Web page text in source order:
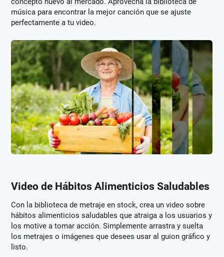
música para encontrar la mejor canción que se ajuste
perfectamente a tu video.
Video de Hábitos Alimenticios Saludables
Con la biblioteca de metraje en stock, crea un video sobre
hábitos alimenticios saludables que atraiga a los usuarios y
los motive a tomar acción. Simplemente arrastra y suelta
los metrajes o imágenes que desees usar al guion gráfico y
listo.